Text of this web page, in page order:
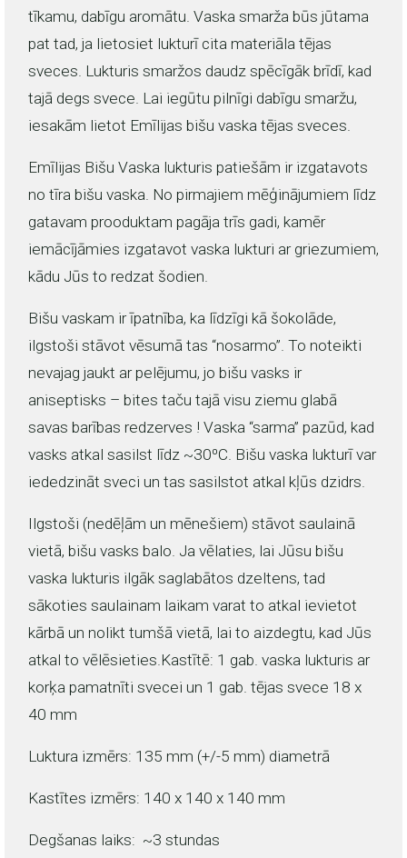
tīkamu, dabīgu aromātu. Vaska smarža būs jūtama
pat tad, ja lietosiet lukturī cita materiāla tējas
sveces. Lukturis smaržos daudz spēcīgāk brīdī, kad
tajā degs svece. Lai iegūtu pilnīgi dabīgu smaržu,
iesakām lietot Emīlijas bišu vaska tējas sveces.
Emīlijas Bišu Vaska lukturis patiešām ir izgatavots
no tīra bišu vaska. No pirmajiem mēģinājumiem līdz
gatavam prooduktam pagāja trīs gadi, kamēr
iemācījāmies izgatavot vaska lukturi ar griezumiem,
kādu Jūs to redzat šodien.
Bišu vaskam ir īpatnība, ka līdzīgi kā šokolāde,
ilgstoši stāvot vēsumā tas “nosarmo”. To noteikti
nevajag jaukt ar pelējumu, jo bišu vasks ir
aniseptisks – bites taču tajā visu ziemu glabā
savas barības redzerves ! Vaska “sarma” pazūd, kad
vasks atkal sasilst līdz ~30⁰C. Bišu vaska lukturī var
iededzināt sveci un tas sasilstot atkal kļūs dzidrs.
Ilgstoši (nedēļām un mēnešiem) stāvot saulainā
vietā, bišu vasks balo. Ja vēlaties, lai Jūsu bišu
vaska lukturis ilgāk saglabātos dzeltens, tad
sākoties saulainam laikam varat to atkal ievietot
kārbā un nolikt tumšā vietā, lai to aizdegtu, kad Jūs
atkal to vēlēsieties.Kastītē: 1 gab. vaska lukturis ar
korķa pamatnīti svecei un 1 gab. tējas svece 18 x
40 mm
Luktura izmērs: 135 mm (+/-5 mm) diametrā
Kastītes izmērs: 140 x 140 x 140 mm
Degšanas laiks: ~3 stundas